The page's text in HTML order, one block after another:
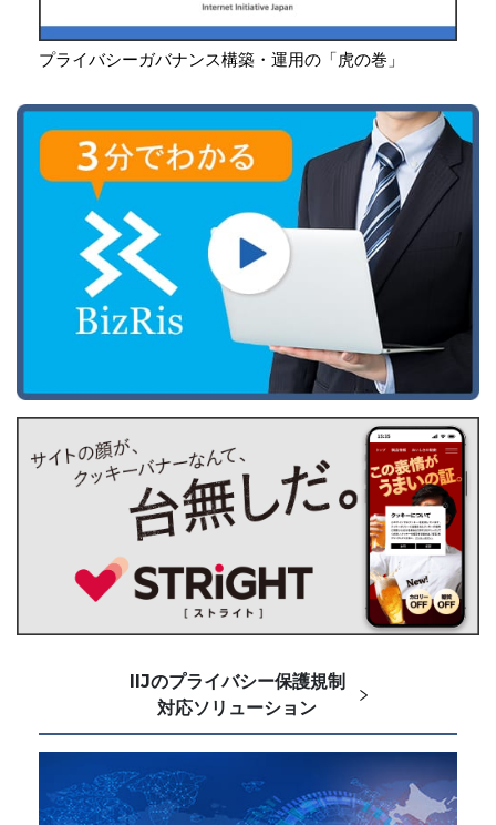
プライバシーガバナンス構築・運用の「虎の巻」
IIJのプライバシー保護規制
対応ソリューション